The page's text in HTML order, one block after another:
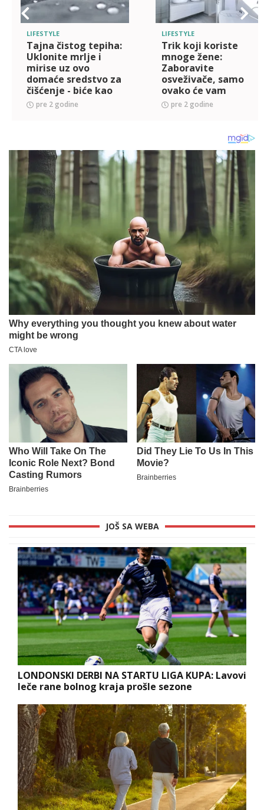
LIFESTYLE
Tajna čistog tepiha:
Uklonite mrlje i
mirise uz ovo
domaće sredstvo za
čišćenje - biće kao
novpre 2 godine
LIFESTYLE
Trik koji koriste
mnoge žene:
Zaboravite
osveživače, samo
ovako će vam
kupatilo biti
mirisno danima
pre 2 godine
JOŠ SA WEBA
LONDONSKI DERBI NA STARTU LIGA KUPA: Lavovi
leče rane bolnog kraja prošle sezone